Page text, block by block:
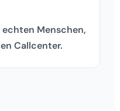
Menschen,
Callcenter.